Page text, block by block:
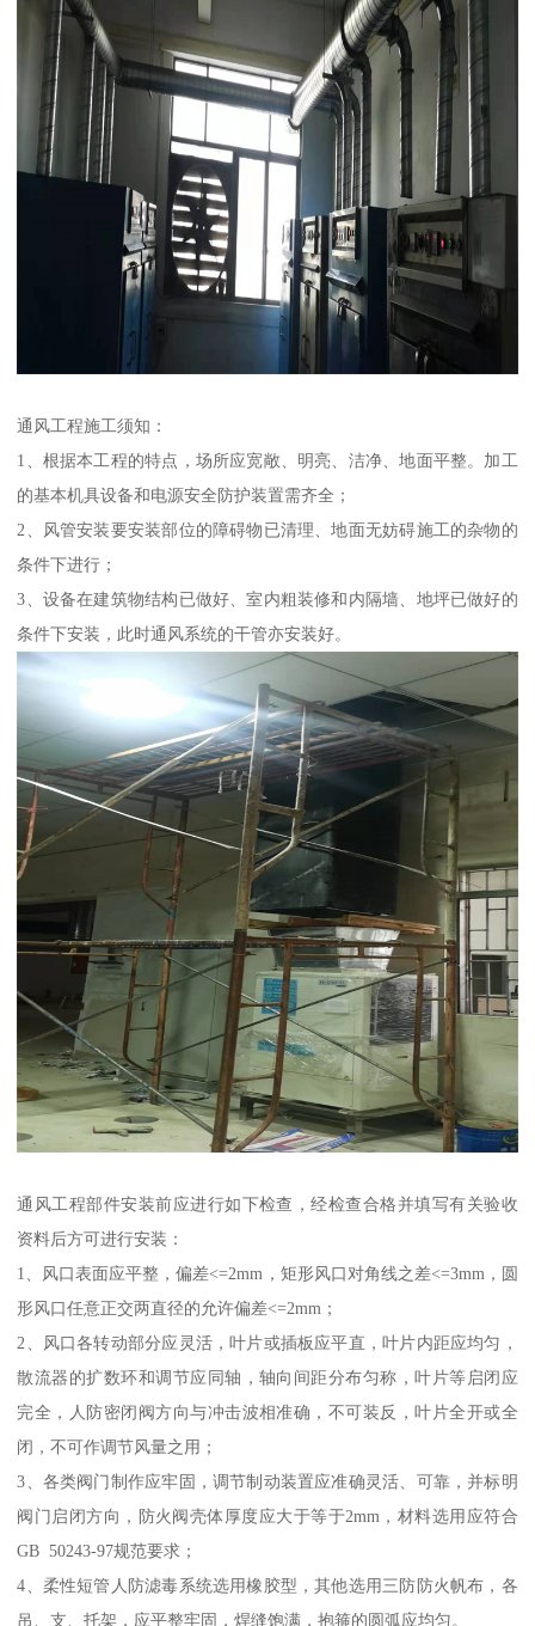
通风工程施工须知：
1、根据本工程的特点，场所应宽敞、明亮、洁净、地面平整。加工
的基本机具设备和电源安全防护装置需齐全；
2、风管安装要安装部位的障碍物已清理、地面无妨碍施工的杂物的
条件下进行；
3、设备在建筑物结构已做好、室内粗装修和内隔墙、地坪已做好的
条件下安装，此时通风系统的干管亦安装好。
通风工程部件安装前应进行如下检查，经检查合格并填写有关验收
资料后方可进行安装：
1、风口表面应平整，偏差<=2mm，矩形风口对角线之差<=3mm，圆
形风口任意正交两直径的允许偏差<=2mm；
2、风口各转动部分应灵活，叶片或插板应平直，叶片内距应均匀，
散流器的扩数环和调节应同轴，轴向间距分布匀称，叶片等启闭应
完全，人防密闭阀方向与冲击波相准确，不可装反，叶片全开或全
闭，不可作调节风量之用；
3、各类阀门制作应牢固，调节制动装置应准确灵活、可靠，并标明
阀门启闭方向，防火阀壳体厚度应大于等于2mm，材料选用应符合
GB 50243-97规范要求；
4、柔性短管人防滤毒系统选用橡胶型，其他选用三防防火帆布，各
吊、支、托架，应平整牢固，焊缝饱满，抱箍的圆弧应均匀。